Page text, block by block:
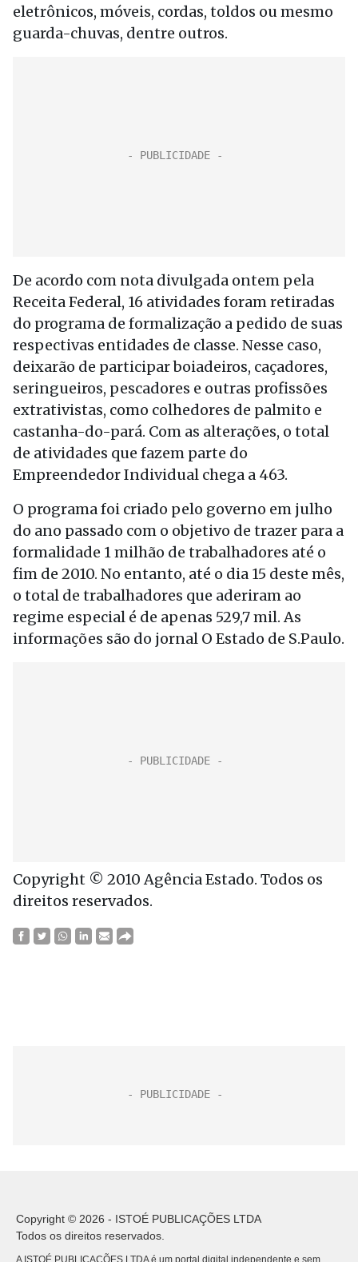
eletrônicos, móveis, cordas, toldos ou mesmo
guarda-chuvas, dentre outros.
De acordo com nota divulgada ontem pela
Receita Federal, 16 atividades foram retiradas
do programa de formalização a pedido de suas
respectivas entidades de classe. Nesse caso,
deixarão de participar boiadeiros, caçadores,
seringueiros, pescadores e outras profissões
extrativistas, como colhedores de palmito e
castanha-do-pará. Com as alterações, o total
de atividades que fazem parte do
Empreendedor Individual chega a 463.
O programa foi criado pelo governo em julho
do ano passado com o objetivo de trazer para a
formalidade 1 milhão de trabalhadores até o
fim de 2010. No entanto, até o dia 15 deste mês,
o total de trabalhadores que aderiram ao
regime especial é de apenas 529,7 mil. As
informações são do jornal O Estado de S.Paulo.
Copyright © 2010 Agência Estado. Todos os
direitos reservados.
Copyright © 2026 - ISTOÉ PUBLICAÇÕES LTDA
Todos os direitos reservados.
A ISTOÉ PUBLICAÇÕES LTDA é um portal digital independente e sem